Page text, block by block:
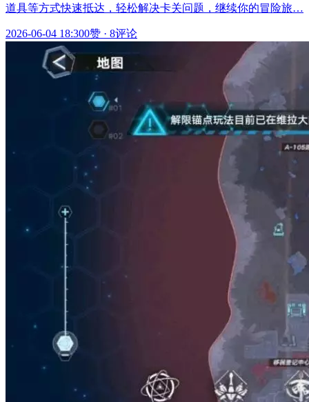
道具等方式快速抵达，轻松解决卡关问题，继续你的冒险旅…
2026-06-04 18:300赞 · 8评论